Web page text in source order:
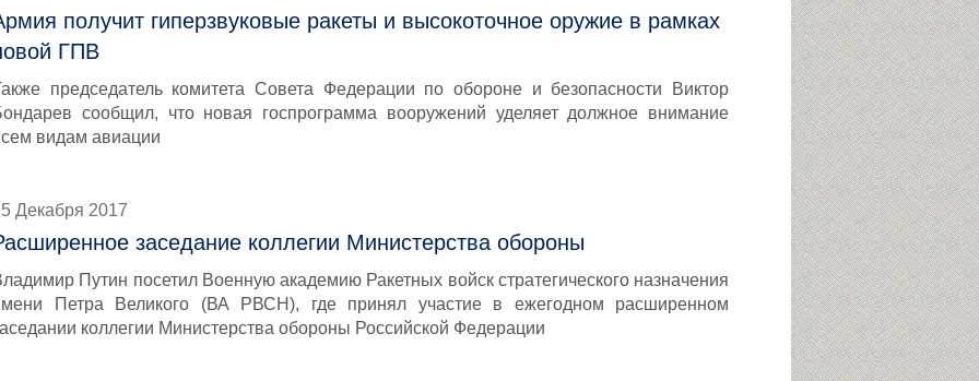
получит гиперзвуковые ракеты и высокоточное оружие в рамках
ГПВ
председатель комитета Совета Федерации по обороне и безопасности Виктор
сообщил, что новая госпрограмма вооружений уделяет должное внимание
видам авиации
Декабря 2017
заседание коллегии Министерства обороны
Путин посетил Военную академию Ракетных войск стратегического назначения
Петра Великого (ВА РВСН), где принял участие в ежегодном расширенном
коллегии Министерства обороны Российской Федерации